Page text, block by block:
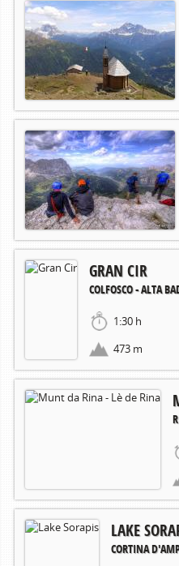
GRAN CIR
COLFOSCO - ALTA
1:30 h
473 m
LAKE
CORTINA